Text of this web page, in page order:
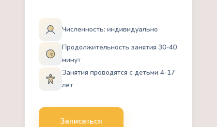
Численность: индивидуально
Продолжительность занятия 30-40
минут
Занятия проводятся с детьми 4-17
лет
Записаться